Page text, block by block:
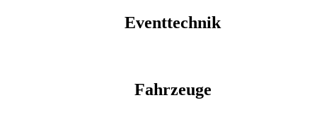
Eventtechnik
Fahrzeuge